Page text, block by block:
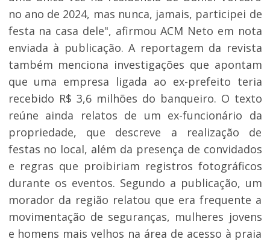
no ano de 2024, mas nunca, jamais, participei de
festa na casa dele", afirmou ACM Neto em nota
enviada à publicação. A reportagem da revista
também menciona investigações que apontam
que uma empresa ligada ao ex-prefeito teria
recebido R$ 3,6 milhões do banqueiro. O texto
reúne ainda relatos de um ex-funcionário da
propriedade, que descreve a realização de
festas no local, além da presença de convidados
e regras que proibiriam registros fotográficos
durante os eventos. Segundo a publicação, um
morador da região relatou que era frequente a
movimentação de seguranças, mulheres jovens
e homens mais velhos na área de acesso à praia